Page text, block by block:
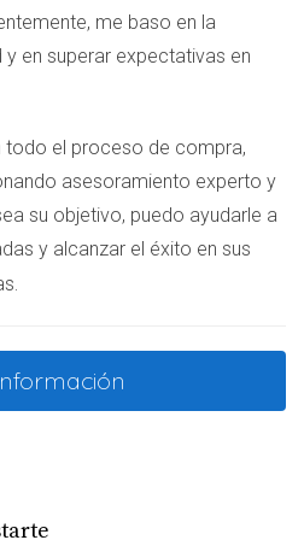
extranjero
o estado financiero
propiedad
bancario o pagar al
de interés y condiciones del
POR WHATSAPP
un apartamento en
confiable. El proceso
me baso en la
en superar expectativas en
todo el proceso de compra,
asesoramiento experto y
su objetivo, puedo ayudarle a
y alcanzar el éxito en sus